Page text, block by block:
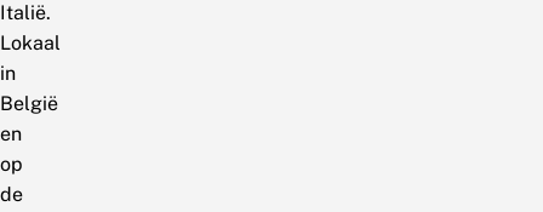
Italië.
Lokaal
in
België
en
op
de